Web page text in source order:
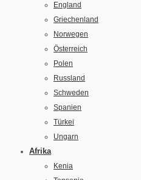
England
Griechenland
Norwegen
Österreich
Polen
Russland
Schweden
Spanien
Türkei
Ungarn
Afrika
Kenia